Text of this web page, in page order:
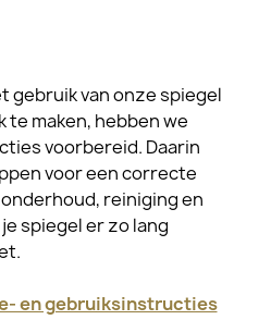
gebruik van onze spiegel
te maken, hebben we
voorbereid. Daarin
voor een correcte
reiniging en
spiegel er zo lang
en gebruiksinstructies